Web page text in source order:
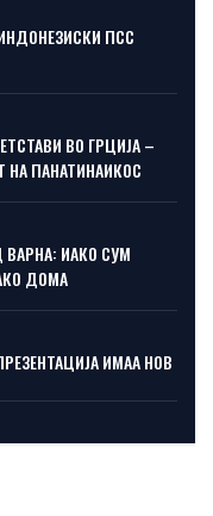
ПСС
ВО ГРЦИЈА –
НА ПАНАТИНАИКОС
ВАРНА: ИАКО СУМ
ДОМА
ИМАА НОВ